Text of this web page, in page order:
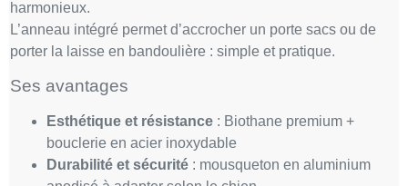
harmonieux.
L’anneau intégré permet d’accrocher un porte sacs ou de
porter la laisse en bandoulière : simple et pratique.
Ses avantages
Esthétique et résistance : Biothane premium +
bouclerie en acier inoxydable
Durabilité et sécurité : mousqueton en aluminium